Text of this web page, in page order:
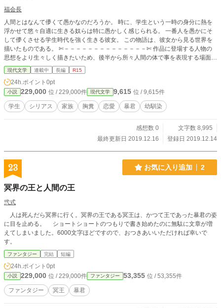
福会長
人間とはなんて儚くて愚かなのだろうか。 時に、学生という一時の身分に熱を
浮かせて悠々自適に生きる奴らは特に愚かしく感じられる。 一番人を愚かにそ
して儚くさせる学生時代を強く生きる彼女。 この物語は、彼女から見る世界を
描いたものである。 ✄－－－－－－－－－－－－－－✄ 作品に登場する人物の
思想をより生々しく描きたいため、後半から所々人間の体で事を表現する場面が
いくつか出てきます。（R指定もの） その様な表現が出てくる話は、゛※ ゛マ
ークをつけています。 大変汚らしいかもしれませんが、それもこの小説の味だ
と思ってくだされば幸いです。 ※本編では、些細な事もその人自身にとって大
きな問題である。というのを大袈裟に表すことを念頭に置いて描いていますの
で、常識外れな人物のみの登場となっております。ご了承ください。
現代文学 連載中 長編 R15
24h.ポイント 0pt
小説 229,000 位 / 229,000件 現代文学 9,615 位 / 9,615件
学生 シリアス 家族 胸糞 恋愛 暴君 幼馴染
感想数 0
文字数 8,995
最終更新日 2019.12.16
登録日 2019.12.14
23 お気に入り追加 2
冥界の王と人間の王
弐式
人は死んだら冥界に行く。冥界の王である冥王は、かつて王であった暴君の姿
に目を止める。 ショートショートのつもりで書き始めたのに無駄に文章が増
えてしまいました。6000文字ほどですので、おつきあいいただければ幸いで
す。
ファンタジー 完結 短編
24h.ポイント 0pt
小説 229,000 位 / 229,000件 ファンタジー 53,355 位 / 53,355件
ファンタジー 冥王 暴君